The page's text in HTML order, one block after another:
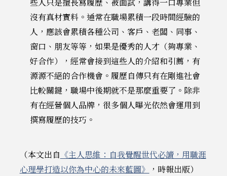
沒有真材實料。通常在職場累積一段時間經驗的
人，應該會累積各種公司、客戶、老闆、同事、
窗口、朋友等等，如果是優秀的人才（夠專業、
好合作），經常會接到這些人的介紹和引薦，有
源源不絕的合作機會。履歷自傳只有在剛進社會
比較關鍵，職場中後期就不是那麼重要了。除非
有在經營個人品牌，很多個人曝光依然會運用到
撰寫履歷的技巧。
（本文出自 《主人思維：自我覺醒世代必讀，用職涯
心理學打造以你為中心的未來藍圖》
，時報出版）